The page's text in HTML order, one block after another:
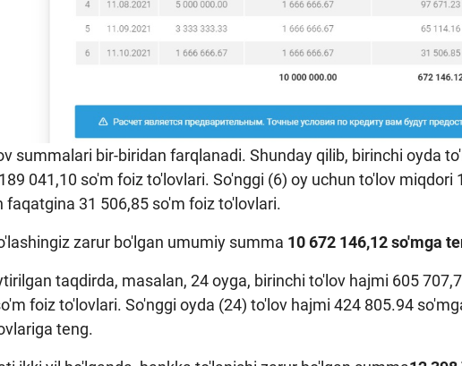
summalari bir-biridan farqlanadi. Shunday qilib, birinchi oyda
041,10 so'm foiz to'lovlari. So'nggi (6) oy uchun to'lov miqdori
faqatgina 31 506,85 so'm foiz to'lovlari.
zarur bo'lgan umumiy summa 10 672 146,12 so'mga
taqdirda, masalan, 24 oyga, birinchi to'lov hajmi 605
foiz to'lovlari. So'nggi oyda (24) to'lov hajmi 424 805.94
teng.